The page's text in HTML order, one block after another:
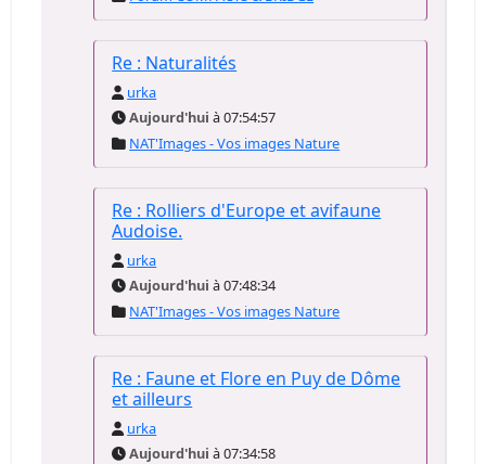
Re : Naturalités
urka
Aujourd'hui à 07:54:57
NAT'Images - Vos images Nature
Re : Rolliers d'Europe et avifaune
Audoise.
urka
Aujourd'hui à 07:48:34
NAT'Images - Vos images Nature
Re : Faune et Flore en Puy de Dôme
et ailleurs
urka
Aujourd'hui à 07:34:58